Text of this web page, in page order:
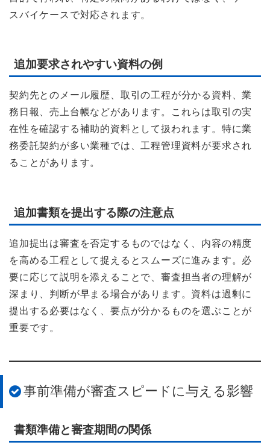
スバイケースで対応されます。
追加要求されやすい資料の例
契約先とのメール履歴、取引の工程が分かる資料、業
務日報、売上台帳などがあります。これらは取引の実
在性を確認する補助的資料として扱われます。特に業
務委託契約が多い業種では、工程管理資料が要求され
ることがあります。
追加書類を提出する際の注意点
追加提出は審査を否定するものではなく、内容の精度
を高める工程として捉えるとスムーズに進みます。必
要に応じて説明を添えることで、審査担当者の理解が
深まり、判断が早まる場合があります。資料は過剰に
提出する必要はなく、要点が分かるものを選ぶことが
重要です。
事前準備が審査スピードに与える影響
書類準備と審査期間の関係